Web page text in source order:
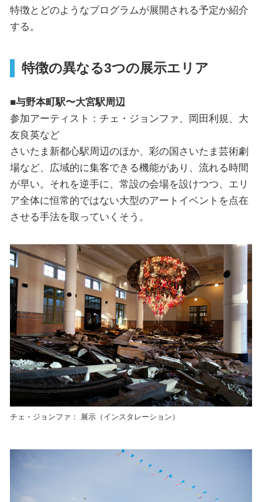
特徴とどのようなプログラムが展開される予定か紹介
する。
特徴の異なる3つの展示エリア
■与野本町駅〜大宮駅周辺
参加アーティスト：チェ・ジョンファ、岡田利規、大
友良英など
さいたま新都心駅周辺のほか、彩の国さいたま芸術劇
場など、広域的に集客できる機能があり、流れる時間
が早い。それを逆手に、常設の会場を設けつつ、エリ
ア全体に恒常的ではない大型のアートイベントを点在
させる手法を取っていくそう。
チェ・ジョンファ： 展示（インスタレーション）